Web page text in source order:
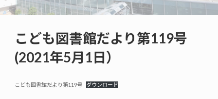
ッ
プ
移
動
こども図書館だより第119号
(2021年5月1日）
こども図書館だより第119号 ダウンロード